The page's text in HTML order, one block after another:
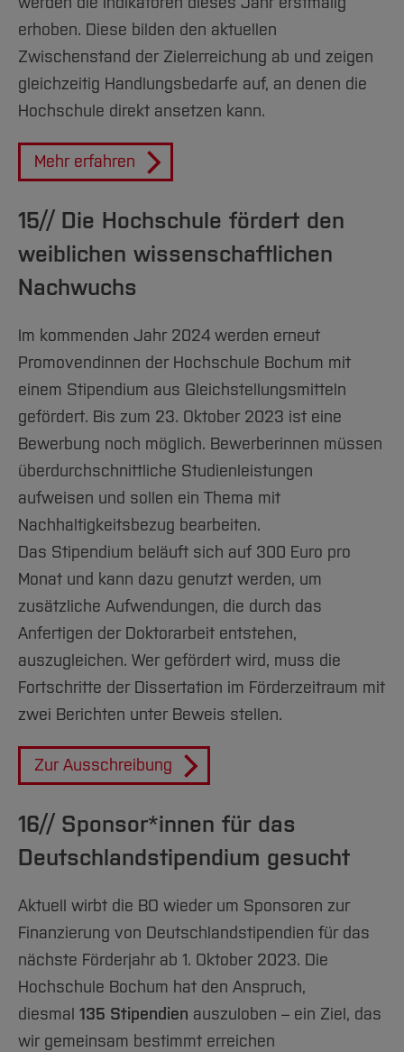
erhoben. Diese bilden den aktuellen
Zwischenstand der Zielerreichung ab und zeigen
gleichzeitig Handlungsbedarfe auf, an denen die
Hochschule direkt ansetzen kann.
Mehr erfahren
15// Die Hochschule fördert den
weiblichen wissenschaftlichen
Nachwuchs
Im kommenden Jahr 2024 werden erneut
Promovendinnen der Hochschule Bochum mit
einem Stipendium aus Gleichstellungsmitteln
gefördert. Bis zum 23. Oktober 2023 ist eine
Bewerbung noch möglich. Bewerberinnen müssen
überdurchschnittliche Studienleistungen
aufweisen und sollen ein Thema mit
Nachhaltigkeitsbezug bearbeiten.
Das Stipendium beläuft sich auf 300 Euro pro
Monat und kann dazu genutzt werden, um
zusätzliche Aufwendungen, die durch das
Anfertigen der Doktorarbeit entstehen,
auszugleichen. Wer gefördert wird, muss die
Fortschritte der Dissertation im Förderzeitraum mit
zwei Berichten unter Beweis stellen.
Zur Ausschreibung
16// Sponsor*innen für das
Deutschlandstipendium gesucht
Aktuell wirbt die BO wieder um Sponsoren zur
Finanzierung von Deutschlandstipendien für das
nächste Förderjahr ab 1. Oktober 2023. Die
Hochschule Bochum hat den Anspruch,
diesmal 135 Stipendien auszuloben – ein Ziel, das
wir gemeinsam bestimmt erreichen